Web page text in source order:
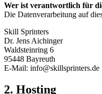
Wer ist verantwortlich für
Die Datenverarbeitung auf
Skill Sprinters
Dr. Jens Aichinger
Waldsteinring 6
95448 Bayreuth
E-Mail: info@skillsprinters.de
2. Hosting